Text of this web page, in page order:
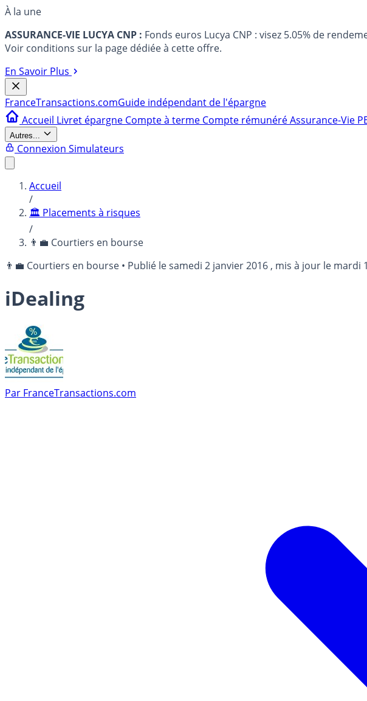
À la une
ASSURANCE-VIE LUCYA CNP : Fonds euros Lucya CNP : visez 5.05% de
Voir conditions sur la page dédiée à cette offre.
En Savoir Plus
FranceTransactions.comGuide indépendant de l'épargne
Accueil Livret épargne Compte à terme Compte rémunéréAssurance-Vie
Autres...
Connexion Simulateurs
Accueil
/
🏛️ Placements à risques
/
👨‍💼 Courtiers en bourse
👨‍💼 Courtiers en bourse • Publié lesamedi 2 janvier 2016 , mis à jour le mardi
iDealing
Par FranceTransactions.com